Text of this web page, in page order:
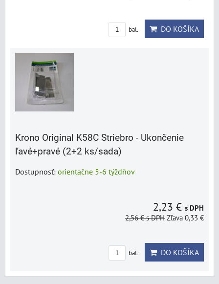
bal. DO KOŠÍKA
Krono Original K58C Striebro - Ukončenie
ľavé+pravé (2+2 ks/sada)
Dostupnosť: orientačne 5-6 týždňov
2,23 € s DPH
2,56 €s DPH Zľava 0,33 €
bal. DO KOŠÍKA